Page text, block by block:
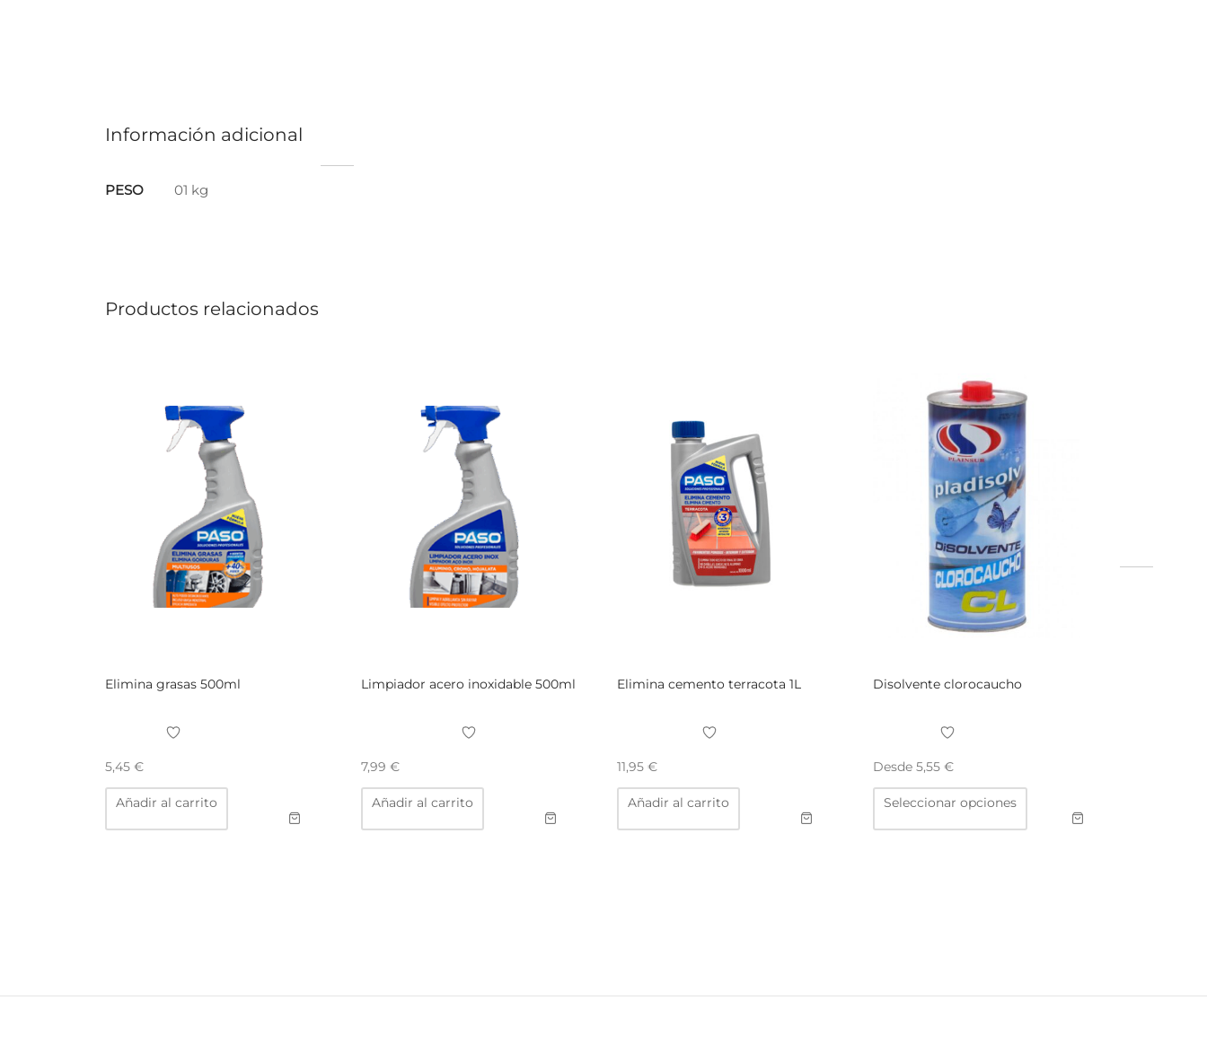
Información adicional
PESO 01 kg
Productos relacionados
Elimina grasas 500ml
5,45 €
Añadir al carrito
Limpiador acero inoxidable 500ml
7,99 €
Añadir al carrito
Elimina cemento terracota 1L
11,95 €
Añadir al carrito
Disolvente clorocaucho
Desde 5,55 €
Seleccionar opciones
Este
múltiples